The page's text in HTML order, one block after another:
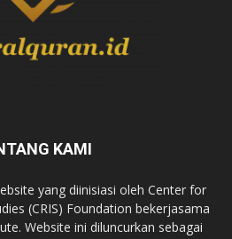
KAMI
yang diinisiasi oleh Center for
(CRIS) Foundation bekerjasama
Website ini diluncurkan sebagai